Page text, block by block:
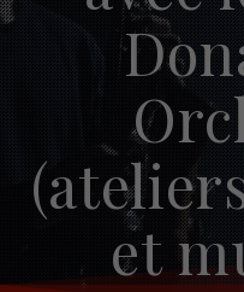
et